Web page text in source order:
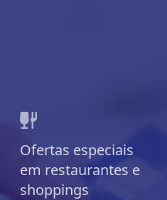
Ofertas especiais
em restaurantes e
shoppings